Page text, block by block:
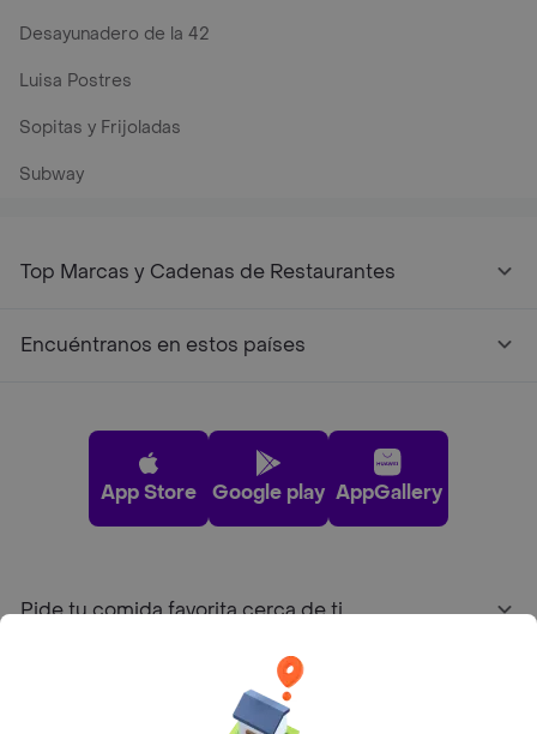
Desayunadero de la 42
Luisa Postres
Sopitas y Frijoladas
Subway
Top Marcas y Cadenas de Restaurantes
Encuéntranos en estos países
App Store Google play AppGallery
Pide tu comida favorita cerca de ti